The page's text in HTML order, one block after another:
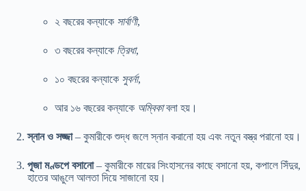
২ বছরের কন্যাকে সার্বাণী,
৩ বছরের কন্যাকে ত্রিধা,
১০ বছরের কন্যাকে সুবর্না,
আর ১৬ বছরের কন্যাকে অম্বিকাবলা হয়।
স্নান ও সজ্জা– কুমারীকে শুদ্ধ জলে স্নান করানো হয় এবং নতুন বস্ত্র পরানো হয়।
পূজা মণ্ডপে বসানো– কুমারীকে মায়ের সিংহাসনের কাছে বসানো হয়, কপালে সিঁদুর,
হাতের আঙুলে আলতা দিয়ে সাজানো হয়।